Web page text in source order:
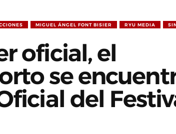
MIGUEL ÁNGEL FONT BISIER RYU MEDIA
oficial, el
se
del